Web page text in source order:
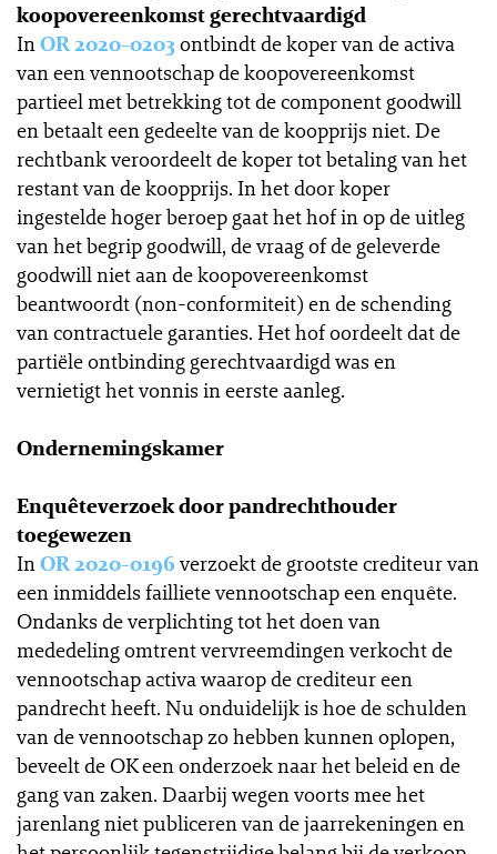
koopovereenkomst gerechtvaardigd
InOR 2020-0203ontbindt de koper van de activa
van een vennootschap de koopovereenkomst
partieel met betrekking tot de component goodwill
en betaalt een gedeelte van de koopprijs niet. De
rechtbank veroordeelt de koper tot betaling van het
restant van de koopprijs. In het door koper
ingestelde hoger beroep gaat het hof in op de uitleg
van het begrip goodwill, de vraag of de geleverde
goodwill niet aan de koopovereenkomst
beantwoordt (non-conformiteit) en de schending
van contractuele garanties. Het hof oordeelt dat de
partiële ontbinding gerechtvaardigd was en
vernietigt het vonnis in eerste aanleg.
Ondernemingskamer
Enquêteverzoek door pandrechthouder
toegewezen
InOR 2020-0196 verzoekt de grootste crediteur van
een inmiddels failliete vennootschap een enquête.
Ondanks de verplichting tot het doen van
mededeling omtrent vervreemdingen verkocht de
vennootschap activa waarop de crediteur een
pandrecht heeft. Nu onduidelijk is hoe de schulden
van de vennootschap zo hebben kunnen oplopen,
beveelt de OK een onderzoek naar het beleid en de
gang van zaken. Daarbij wegen voorts mee het
jarenlang niet publiceren van de jaarrekeningen en